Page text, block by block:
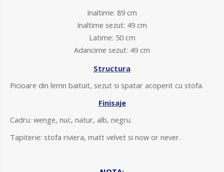
Inaltime: 89 cm
Inaltime sezut: 49 cm
Latime: 50 cm
Adancime sezut: 49 cm
Structura
Picioare din lemn baituit, sezut si spatar acoperit cu stofa.
Finisaje
Cadru: wenge, nuc, natur, alb, negru.
Tapiterie: stofa riviera, matt velvet si now or never.